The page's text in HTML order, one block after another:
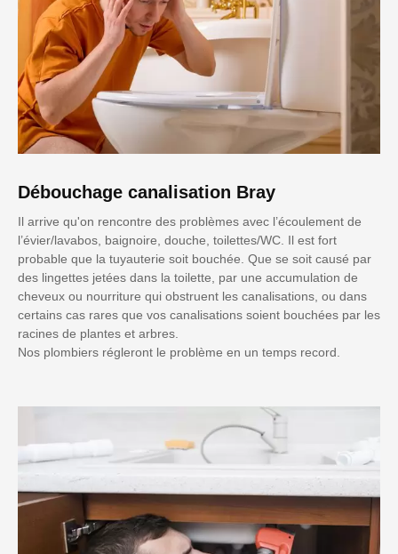
Débouchage canalisation Bray
Il arrive qu'on rencontre des problèmes avec l’écoulement de
l’évier/lavabos, baignoire, douche, toilettes/WC. Il est fort
probable que la tuyauterie soit bouchée. Que se soit causé par
des lingettes jetées dans la toilette, par une accumulation de
cheveux ou nourriture qui obstruent les canalisations, ou dans
certains cas rares que vos canalisations soient bouchées par les
racines de plantes et arbres.
Nos plombiers régleront le problème en un temps record.